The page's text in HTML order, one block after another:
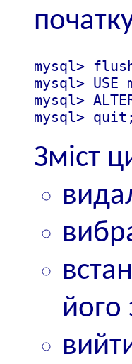
mysql>
mysql> USE
mysql>
mysql> quit;
Зміст
його